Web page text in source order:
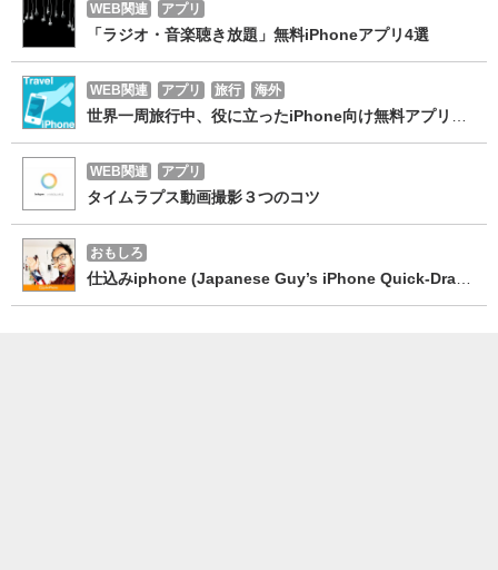
WEB関連 アプリ
「ラジオ・音楽聴き放題」無料iPhoneアプリ4選
WEB関連 アプリ 旅行 海外
WEB関連 アプリ
タイムラプス動画撮影３つのコツ
おもしろ